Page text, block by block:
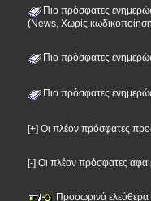
Πιο πρόσφατες
(News, Χωρίς
Πιο πρόσφατες
Πιο πρόσφατες
[+] Οι πλέον πρόσφατες
[-] Οι πλέον πρόσφατες
Προσωρινά ελεύθερα